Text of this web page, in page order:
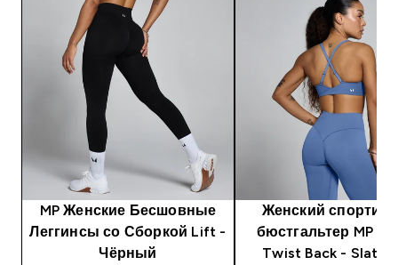
MP Женские Бесшовные
Леггинсы со Сборкой Lift -
Чёрный
Женский
бюстгальтер MP
Twist Back - Slate